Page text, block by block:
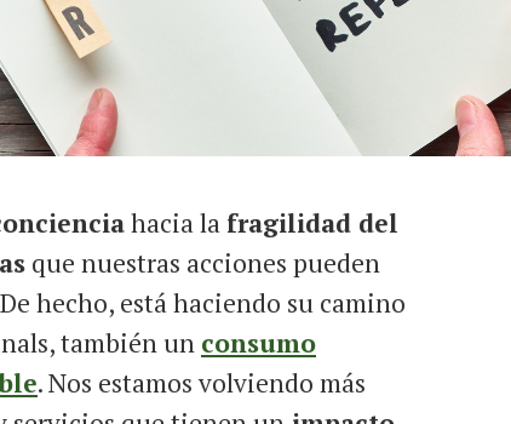
hacia la fragilidad del
que nuestras acciones pueden
hecho, está haciendo su camino
también un consumo
. Nos estamos volviendo más